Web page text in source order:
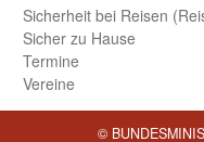
Sicherheit bei Reisen
Sicher zu Hause
Termine
Vereine
©